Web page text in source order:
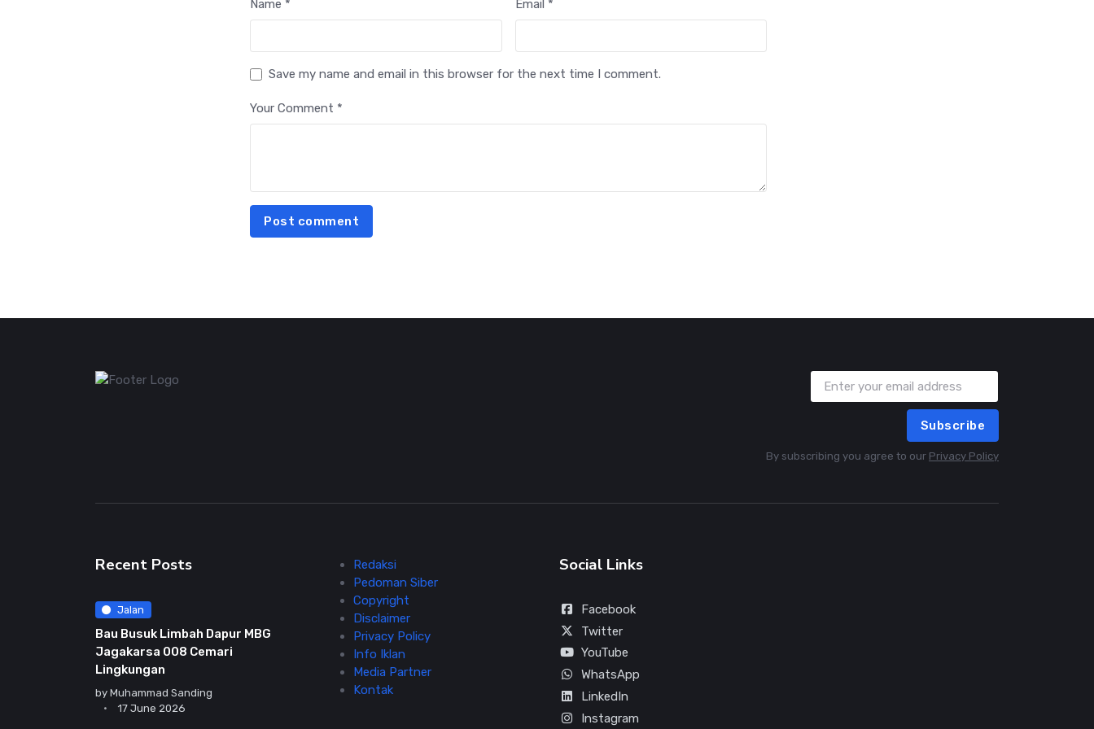
Name * Email *
Save my name and email in this browser for the next time I comment.
Your Comment *
Post comment
Subscribe
By subscribing you agree to our Privacy Policy
Recent Posts
Jalan
Bau Busuk Limbah Dapur MBG
Jagakarsa 008 Cemari
Lingkungan
by Muhammad Sanding
17 June 2026
Redaksi
Pedoman Siber
Copyright
Disclaimer
Privacy Policy
Info Iklan
Media Partner
Kontak
Social Links
Facebook
Twitter
YouTube
WhatsApp
LinkedIn
Instagram